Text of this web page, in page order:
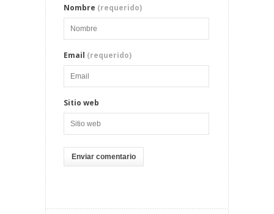
Nombre (requerido)
Email (requerido)
Sitio web